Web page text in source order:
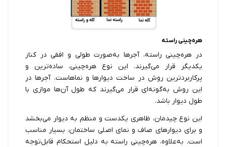
هره‌چینی راسته
در هره‌چینی راسته، آجرها به‌صورت طولی و افقی در کنار
یکدیگر قرار می‌گیرند. این نوع هره‌چینی، ساده‌ترین و
پرکاربردترین روش در ساخت دیوارها و نماهاست. آجرها در
این روش به‌گونه‌ای قرار می‌گیرند که طول آن‌ها موازی با
طول دیوار باشد.
این نوع چیدمان، ظاهری یکدست و منظم به دیوار می‌بخشد
و برای دیوارهای صاف و نمای اصلی ساختمان، بسیار مناسب
است. به‌علاوه، هره‌چینی راسته به دلیل استحکام قابل‌توجه